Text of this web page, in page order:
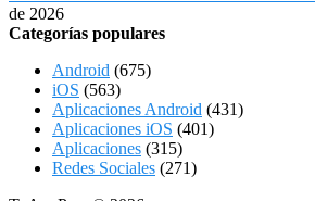
de 2026
Categorías populares
Android (675)
iOS (563)
Aplicaciones Android (431)
Aplicaciones iOS (401)
Aplicaciones (315)
Redes Sociales (271)